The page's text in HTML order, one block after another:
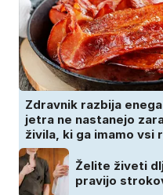
Zdravnik razbija
jetra ne nastanejo
živila, ki ga imamo vsi
Želite živeti
pravijo